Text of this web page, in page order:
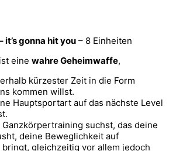
it’s gonna hit you – 8 Einheiten
eine wahre Geheimwaffe,
kürzester Zeit in die Form
kommen willst.
Hauptsportart auf das nächste Level
suchst, das deine
deine Beweglichkeit auf
bringt, gleichzeitig vor allem jedoch